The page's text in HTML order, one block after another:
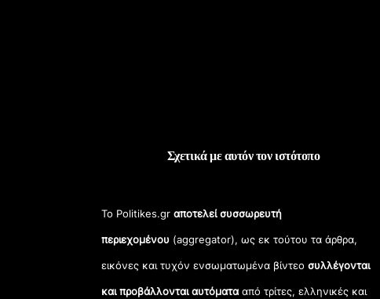
Σχετικά με αυτόν τον ιστότοπο
Το Politikes.grαποτελεί συσσωρευτή
περιεχομένου (aggregator), ως εκ τούτου τα άρθρα,
εικόνες και τυχόν ενσωματωμένα βίντεοσυλλέγονται
και προβάλλονται αυτόματααπό τρίτες, ελληνικές και